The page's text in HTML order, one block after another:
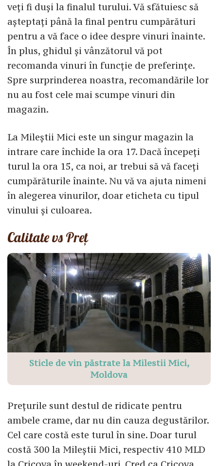
veți fi duși la finalul turului. Vă sfătuiesc să
așteptați până la final pentru cumpărături
pentru a vă face o idee despre vinuri înainte.
În plus, ghidul și vânzătorul vă pot
recomanda vinuri în funcție de preferințe.
Spre surprinderea noastra, recomandările lor
nu au fost cele mai scumpe vinuri din
magazin.
La Mileștii Mici este un singur magazin la
intrare care închide la ora 17. Dacă începeți
turul la ora 15, ca noi, ar trebui să vă faceți
cumpărăturile înainte. Nu vă va ajuta nimeni
în alegerea vinurilor, doar eticheta cu tipul
vinului și culoarea.
Calitate vs Preț
Sticle de vin păstrate la Milestii Mici,
Moldova
Prețurile sunt destul de ridicate pentru
ambele crame, dar nu din cauza degustărilor.
Cel care costă este turul în sine. Doar turul
costă 300 la Mileștii Mici, respectiv 410 MLD